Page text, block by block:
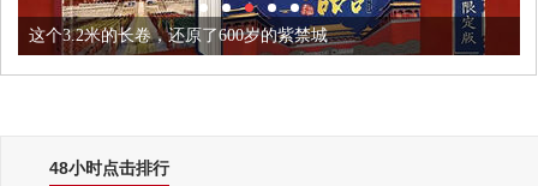
这个3.2米的长卷，还原了600岁的紫禁城
48小时点击排行